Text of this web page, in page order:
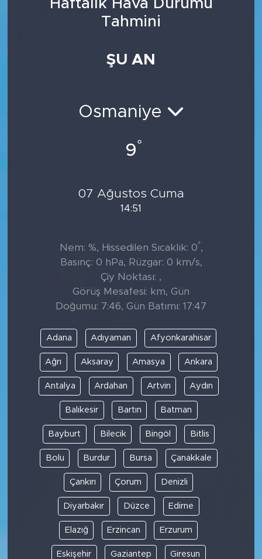
Haftalık Hava Durumu
Tahmini
ŞU AN
Osmaniye
9°
07 Ağustos Cuma
14:51
Nem: %, Hissedilen Sıcaklık: 0°,
Basınç: 0 hPa, Rüzgar: 0 km/s,
Çiy Noktası: ,
Görüş Mesafesi: km, Gün
Doğumu: 7:46, Gün Batımı: 17:47
Adana Adıyaman Afyonkarahisar
Ağrı Aksaray Amasya Ankara
Antalya Ardahan Artvin Aydın
Balıkesir Bartın Batman
Bayburt Bilecik Bingöl Bitlis
Bolu Burdur Bursa Çanakkale
Çankırı Çorum Denizli
Diyarbakır Düzce Edirne
Elazığ Erzincan Erzurum
Eskişehir Gaziantep Giresun